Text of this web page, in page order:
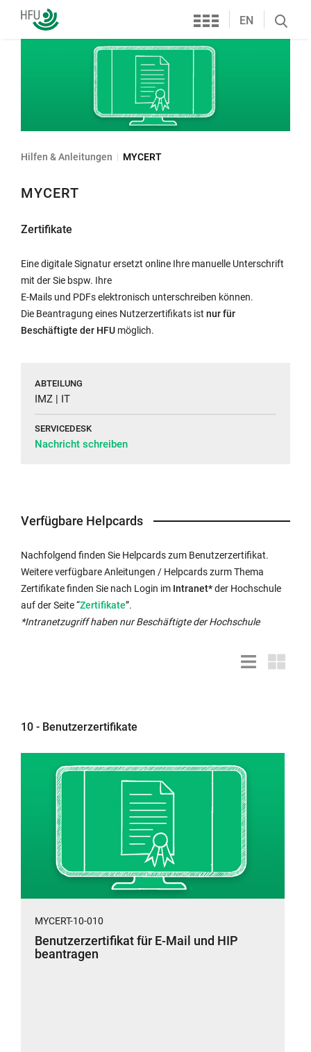
Hochschule
Furtwangen
Services
EN
Search
Hilfen & Anleitungen MYCERT
MYCERT
Zertifikate
Eine digitale Signatur ersetzt online Ihre manuelle Unterschrift
mit der Sie bspw. Ihre
E-Mails und PDFs elektronisch unterschreiben können.
Die Beantragung eines Nutzerzertifikats ist nur für
Beschäftigte der HFU möglich.
ABTEILUNG
IMZ | IT
SERVICEDESK
Nachricht schreiben
Verfügbare Helpcards
Nachfolgend finden Sie Helpcards zum Benutzerzertifikat.
Weitere verfügbare Anleitungen / Helpcards zurm Thema
Zertifikate finden Sie nach Login im Intranet*der Hochschule
auf der Seite “Externer
Link
Zertifikate”.
*Intranetzugriff haben nur Beschäftigte der Hochschule
10 - Benutzerzertifikate
MYCERT-10-010
Benutzerzertifikat für E-Mail und HIP
beantragen